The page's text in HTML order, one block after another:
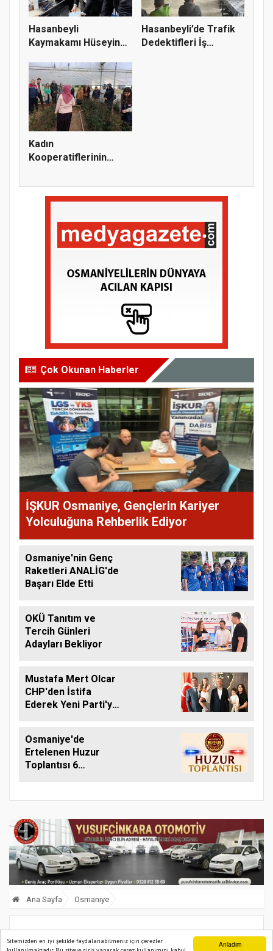
Anladım
Sitemizden en iyi şekilde faydalanabilmeniz için çerezler
Hasanbeyli
Kaymakamı Hüseyin
Hasanbeyli’de Trafik
Dedektifleri İş
Kadın
Kooperatiflerinin
Proje...
Çok Okunan Haberler
İŞKUR Osmaniye, Gençlerin Kariyer
Yolculuğuna Rehberlik Ediyor
Osmaniye'nin Genç
Raketleri ANALİG'de
Başarı Elde Etti
OKÜ Tanıtım ve
Tercih Günleri
Adayları Bekliyor
Mustafa Mert Olcar
CHP'den İstifa
Ederek Yeni Parti'ye
Osmaniye'de
Ertelenen Huzur
Toplantısı 6
Ana Sayfa Osmaniye
Osmaniye’de 13 bin 290 yeni ruhsat